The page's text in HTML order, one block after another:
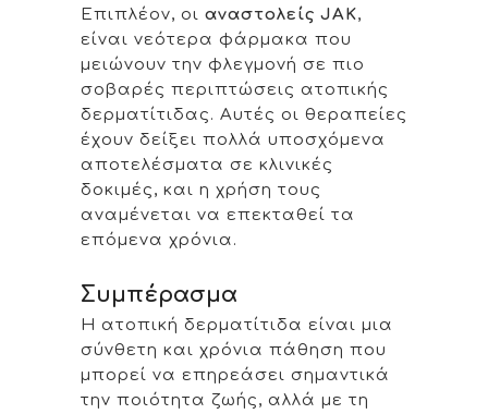
Επιπλέον, οι αναστολείς JAK,
είναι νεότερα φάρμακα που
μειώνουν την φλεγμονή σε πιο
σοβαρές περιπτώσεις ατοπικής
δερματίτιδας. Αυτές οι θεραπείες
έχουν δείξει πολλά υποσχόμενα
αποτελέσματα σε κλινικές
δοκιμές, και η χρήση τους
αναμένεται να επεκταθεί τα
επόμενα χρόνια.
Συμπέρασμα
Η ατοπική δερματίτιδα είναι μια
σύνθετη και χρόνια πάθηση που
μπορεί να επηρεάσει σημαντικά
την ποιότητα ζωής, αλλά με τη